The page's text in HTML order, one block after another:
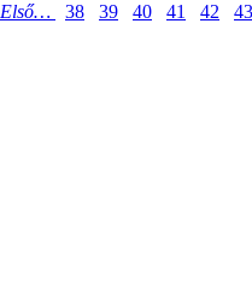
Első… 38 39 40 41 42 43